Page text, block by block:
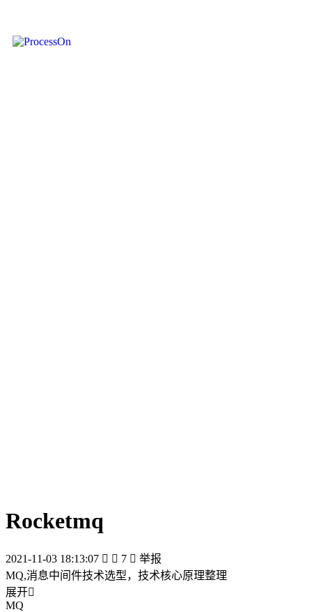
Rocketmq
2021-11-03 18:13:07   7  举报
MQ,消息中间件技术选型，技术核心原理整理
展开
MQ